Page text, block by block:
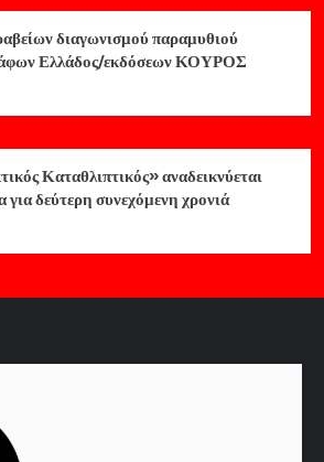
διαγωνισμού παραμυθιού
Ελλάδος/εκδόσεων ΚΟΥΡΟΣ
Καταθλιπτικός» αναδεικνύεται
δεύτερη συνεχόμενη χρονιά